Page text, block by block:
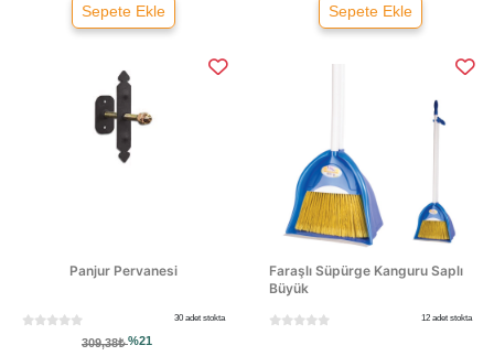
Sepete Ekle Sepete Ekle
Panjur Pervanesi
30 adet stokta
309,38₺%21
Faraşlı Süpürge Kanguru Saplı
Büyük
12 adet stokta